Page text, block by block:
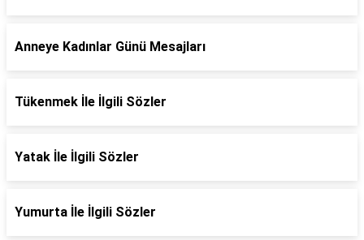
Anneye Kadınlar Günü Mesajları
Tükenmek İle İlgili Sözler
Yatak İle İlgili Sözler
Yumurta İle İlgili Sözler